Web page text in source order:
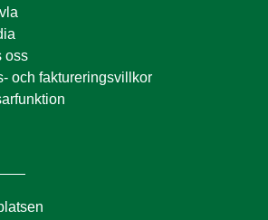
oss
och faktureringsvillkor